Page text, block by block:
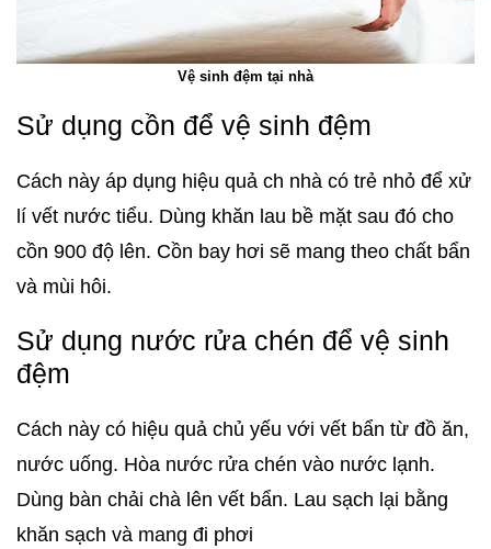
Vệ sinh đệm tại nhà
Sử dụng cồn để vệ sinh đệm
Cách này áp dụng hiệu quả ch nhà có trẻ nhỏ để xử
lí vết nước tiểu. Dùng khăn lau bề mặt sau đó cho
cồn 900 độ lên. Cồn bay hơi sẽ mang theo chất bẩn
và mùi hôi.
Sử dụng nước rửa chén để vệ sinh
đệm
Cách này có hiệu quả chủ yếu với vết bẩn từ đồ ăn,
nước uống. Hòa nước rửa chén vào nước lạnh.
Dùng bàn chải chà lên vết bẩn. Lau sạch lại bằng
khăn sạch và mang đi phơi